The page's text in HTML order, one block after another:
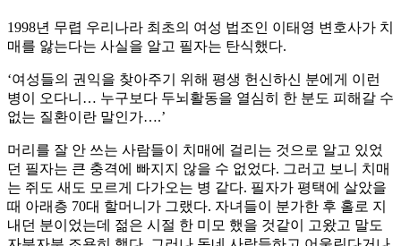
1998년 무렵 우리나라 최초의 여성 법조인 이태영 변호사가 치
매를 앓는다는 사실을 알고 필자는 탄식했다.
‘여성들의 권익을 찾아주기 위해 평생 헌신하신 분에게 이런
병이 오다니… 누구보다 두뇌활동을 열심히 한 분도 피해갈 수
없는 질환이란 말인가….’
머리를 잘 안 쓰는 사람들이 치매에 걸리는 것으로 알고 있었
던 필자는 큰 충격에 빠지지 않을 수 없었다. 그러고 보니 치매
는 쥐도 새도 모르게 다가오는 병 같다. 필자가 평택에 살았을
때 아래층 70대 할머니가 그랬다. 자녀들이 분가한 후 홀로 지
내던 분이었는데 젊은 시절 한 미모 했을 것같이 고왔고 말도